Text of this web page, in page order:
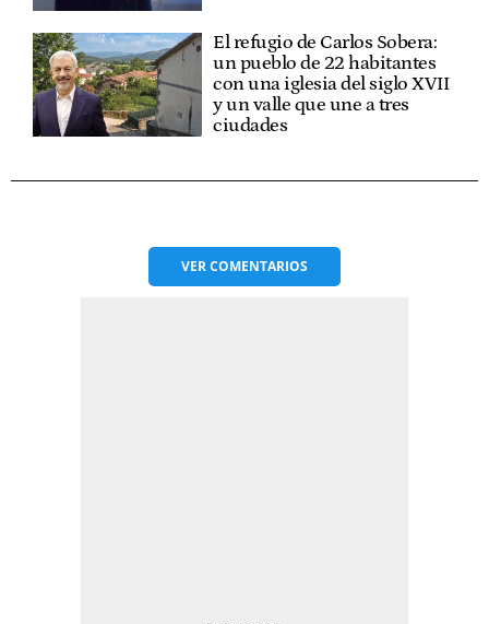
El refugio de Carlos Sobera:
un pueblo de 22 habitantes
con una iglesia del siglo XVII
y un valle que une a tres
ciudades
VERCOMENTARIOS